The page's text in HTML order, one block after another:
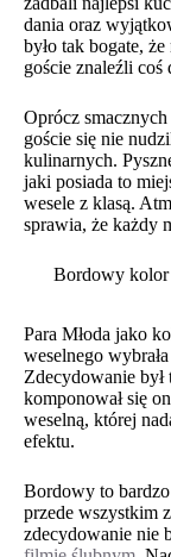
Imię*
Email
Data i miejsce
dania oraz
było tak bogate,
goście znaleźli coś
Oprócz smacznych
goście się nie
kulinarnych.
jaki posiada to
wesele z klasą.
sprawia, że każdy
Bordowy kolor
Para Młoda jako
weselnego
Zdecydowanie był
komponował się
weselną, której
efektu.
Bordowy to
przede wszystkim
zdecydowanie nie